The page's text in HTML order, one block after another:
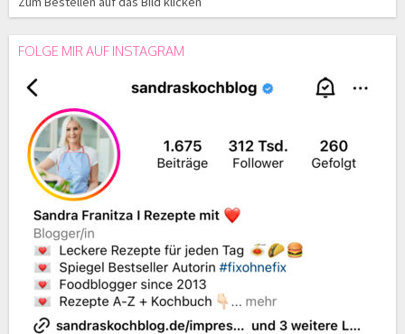
FOLGE MIR AUF INSTAGRAM